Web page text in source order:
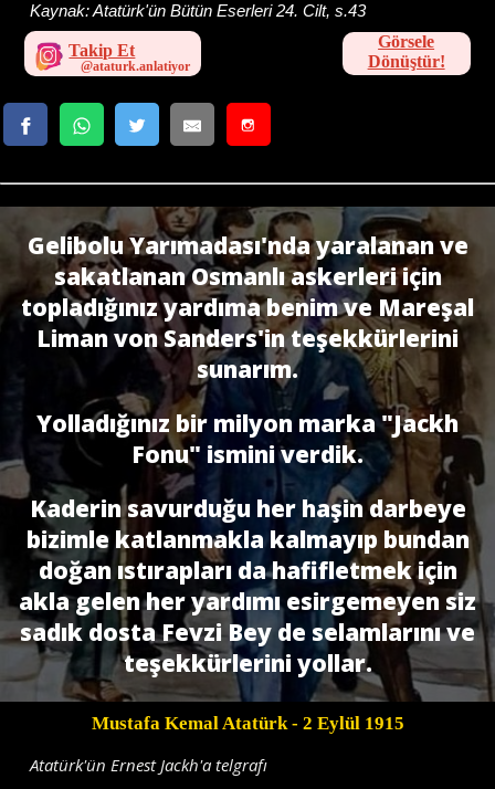
Kaynak:Atatürk'ün Bütün Eserleri 24. Cilt, s.43
Takip Et
Görsele
Dönüştür!
Gelibolu Yarımadası'nda yaralanan ve
sakatlanan Osmanlı askerleri için
topladığınız yardıma benim ve Mareşal
Liman von Sanders'in teşekkürlerini
sunarım.
Yolladığınız bir milyon marka "Jackh
Fonu" ismini verdik.
Kaderin savurduğu her haşin darbeye
bizimle katlanmakla kalmayıp bundan
doğan ıstırapları da hafifletmek için
akla gelen her yardımı esirgemeyen siz
sadık dosta Fevzi Bey de selamlarını ve
teşekkürlerini yollar.
Mustafa Kemal Atatürk- 2 Eylül 1915
Atatürk'ün Ernest Jackh'a telgrafı